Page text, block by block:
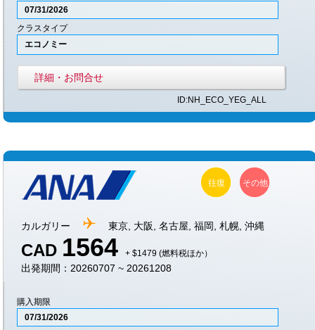
07/31/2026
クラスタイプ
エコノミー
詳細・お問合せ
ID:NH_ECO_YEG_ALL
その他
往復
カルガリー 東京, 大阪, 名古屋, 福岡, 札幌, 沖縄
CAD 1564 + $1479 (燃料税ほか）
出発期間：20260707 ~ 20261208
購入期限
07/31/2026